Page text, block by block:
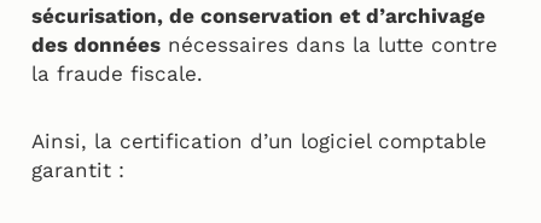
sécurisation, de conservation et d’archivage
des données nécessaires dans la lutte contre
la fraude fiscale.
Ainsi, la certification d’un logiciel comptable
garantit :